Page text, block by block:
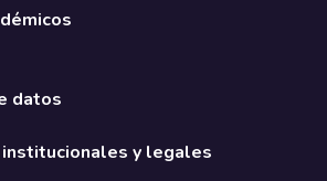
datos
y legales